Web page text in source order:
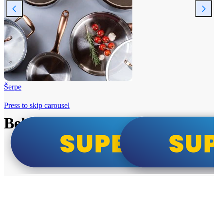
Šerpe
Beko i Tesla super cene
Press to skip carousel